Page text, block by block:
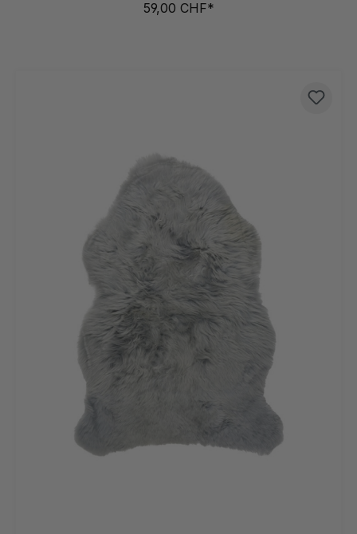
59,00 CHF*